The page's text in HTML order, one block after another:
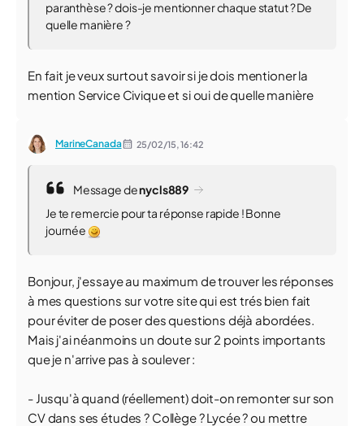
paranthèse ? dois-je mentionner chaque statut ? De
quelle manière ?
En fait je veux surtout savoir si je dois mentioner la
mention Service Civique et si oui de quelle manière
MarineCanada 25/02/15,16:42
Message denycls889
Je te remercie pour ta réponse rapide ! Bonne
journée
Bonjour, j'essaye au maximum de trouver les réponses
à mes questions sur votre site qui est trés bien fait
pour éviter de poser des questions déjà abordées.
Mais j'ai néanmoins un doute sur 2 points importants
que je n'arrive pas à soulever :
- Jusqu'à quand (réellement) doit-on remonter sur son
CV dans ses études ? Collège ? Lycée ? ou mettre